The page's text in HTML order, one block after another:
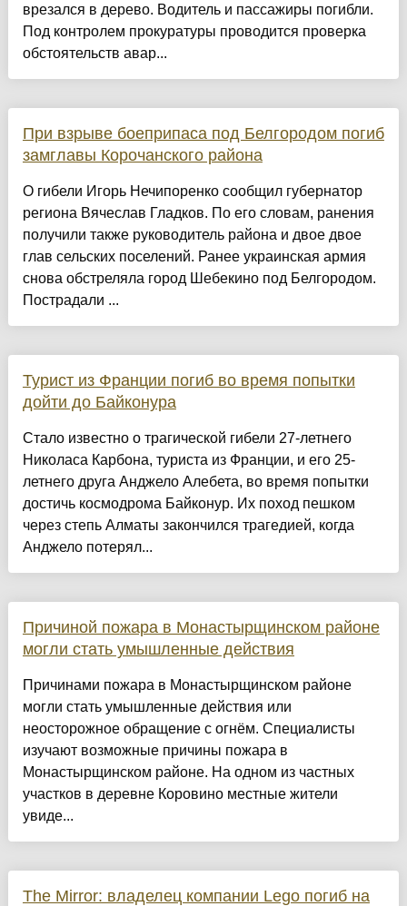
врезался в дерево. Водитель и пассажиры погибли.
Под контролем прокуратуры проводится проверка
обстоятельств авар...
При взрыве боеприпаса под Белгородом погиб
замглавы Корочанского района
О гибели Игорь Нечипоренко сообщил губернатор
региона Вячеслав Гладков. По его словам, ранения
получили также руководитель района и двое двое
глав сельских поселений. Ранее украинская армия
снова обстреляла город Шебекино под Белгородом.
Пострадали ...
Турист из Франции погиб во время попытки
дойти до Байконура
Стало известно о трагической гибели 27-летнего
Николаса Карбона, туриста из Франции, и его 25-
летнего друга Анджело Алебета, во время попытки
достичь космодрома Байконур. Их поход пешком
через степь Алматы закончился трагедией, когда
Анджело потерял...
Причиной пожара в Монастырщинском районе
могли стать умышленные действия
Причинами пожара в Монастырщинском районе
могли стать умышленные действия или
неосторожное обращение с огнём. Специалисты
изучают возможные причины пожара в
Монастырщинском районе. На одном из частных
участков в деревне Коровино местные жители
увиде...
The Mirror: владелец компании Lego погиб на